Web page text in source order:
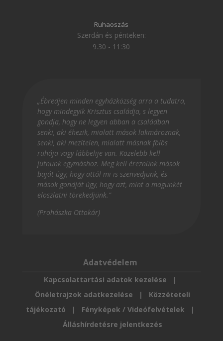
Ruhaoszás
Szerdán és pénteken:
9.30 - 11:30
„Ébredjen minden egyházközség arra a tudatra,
hogy mindegyik Krisztus családja, s legyen
gondja, hogy ne legyen abban a családban
senki, aki éhezik, mialatt mások lakmároznak,
senki, aki mezítelen, mialatt másnak fölös
ruhája vagy lábbelije van. Közelebb kell
jutnunk egymáshoz. Meg kell éreznünk mások
baját úgy, hogy attól mi is szenvedjünk, és
mások gondját úgy, hogy azt, mint a magunkét
eloszlatni törekedjünk.”
(Prohászka Ottokár)
Adatvédelem
Kapcsolattartási adatok kezelése |
Önéletrajzok adatkezelése
| Közzéteteli
tájékozató | Fényképek / Videófelvételek |
Álláshírdetésre jelentkezés